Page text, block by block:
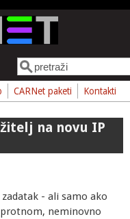
Obrazac pretrage
Pretraga
CARNet paketi Kontakti
na novu IP
- ali samo ako
neminovno